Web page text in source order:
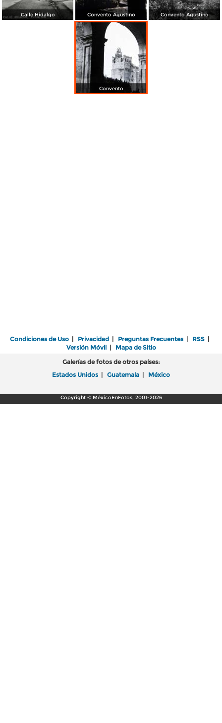
Calle Hidalgo Convento Agustino Convento Agustino
Convento
Condiciones de Uso | Privacidad | Preguntas Frecuentes | RSS |
Versión Móvil| Mapa de Sitio
Galerías de fotos de otros países:
Estados Unidos | Guatemala | México
Copyright © MéxicoEnFotos, 2001-2026